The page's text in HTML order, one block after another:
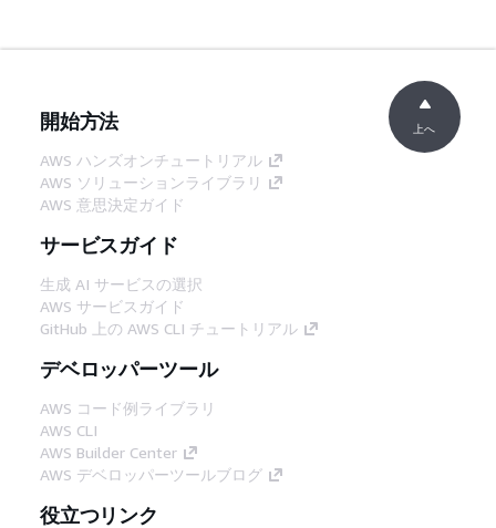
開始方法
AWS ハンズオンチュートリアル
AWS ソリューションライブラリ
AWS 意思決定ガイド
サービスガイド
生成 AI サービスの選択
AWS サービスガイド
GitHub 上の AWS CLI チュートリアル
デベロッパーツール
AWS コード例ライブラリ
AWS CLI
AWS Builder Center
AWS デベロッパーツールブログ
役立つリンク
上へ